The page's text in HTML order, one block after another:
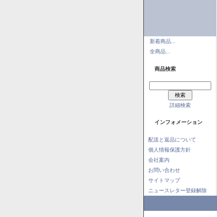
新着商品...
全商品...
商品検索
詳細検索
インフォメーション
配送と返品について
個人情報保護方針
会社案内
お問い合わせ
サイトマップ
ニュースレター登録解除